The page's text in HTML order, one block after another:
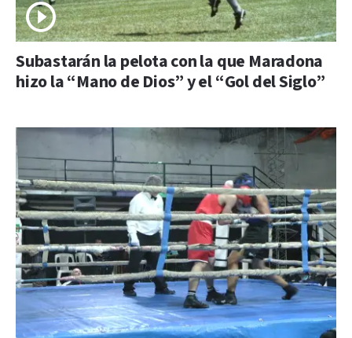
Subastarán la pelota con la que Maradona
hizo la “Mano de Dios” y el “Gol del Siglo”